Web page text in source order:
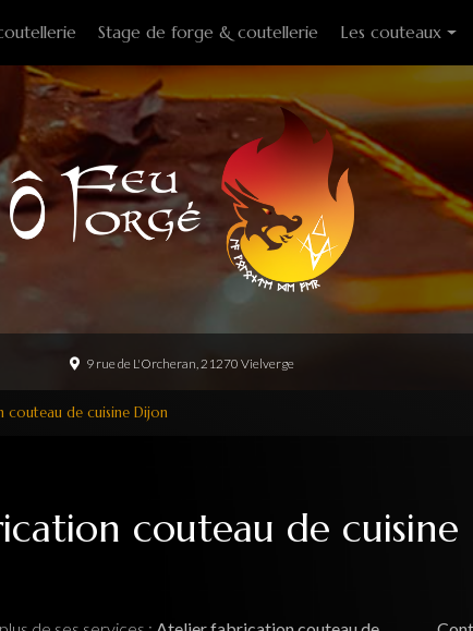
Stage de forge & coutellerie Les couteaux
Couteaux fixes
Couteaux pliants
Couteaux de
Couteaux de
Couteaux à
Tire-bouchons
Option
9 rue de L'Orcheran, 21270 Vielverge
de cuisine Dijon
couteau de cuisine